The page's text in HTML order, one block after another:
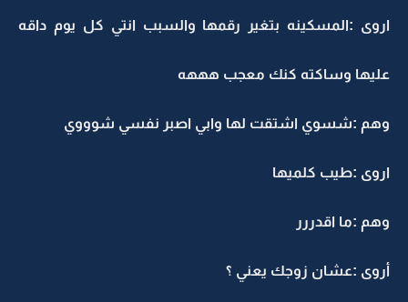
اروى :المسكينه بتغير رقمها والسبب انتي كل يوم داقه
عليها وساكته كنك معجب هههه
وهم :شسوي اشتقت لها وابي اصبر نفسي شوووي
اروى :طيب كلميها
وهم :ما اقدررر
أروى :عشان زوجك يعني ؟